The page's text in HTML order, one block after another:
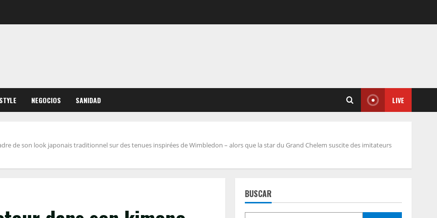
NEGOCIOS SANIDAD LIVE
de son look japonais traditionnel sur des tenues inspirées de Wimbledon – alors que la star du Grand Chelem suscite des imitateurs
BUSCAR